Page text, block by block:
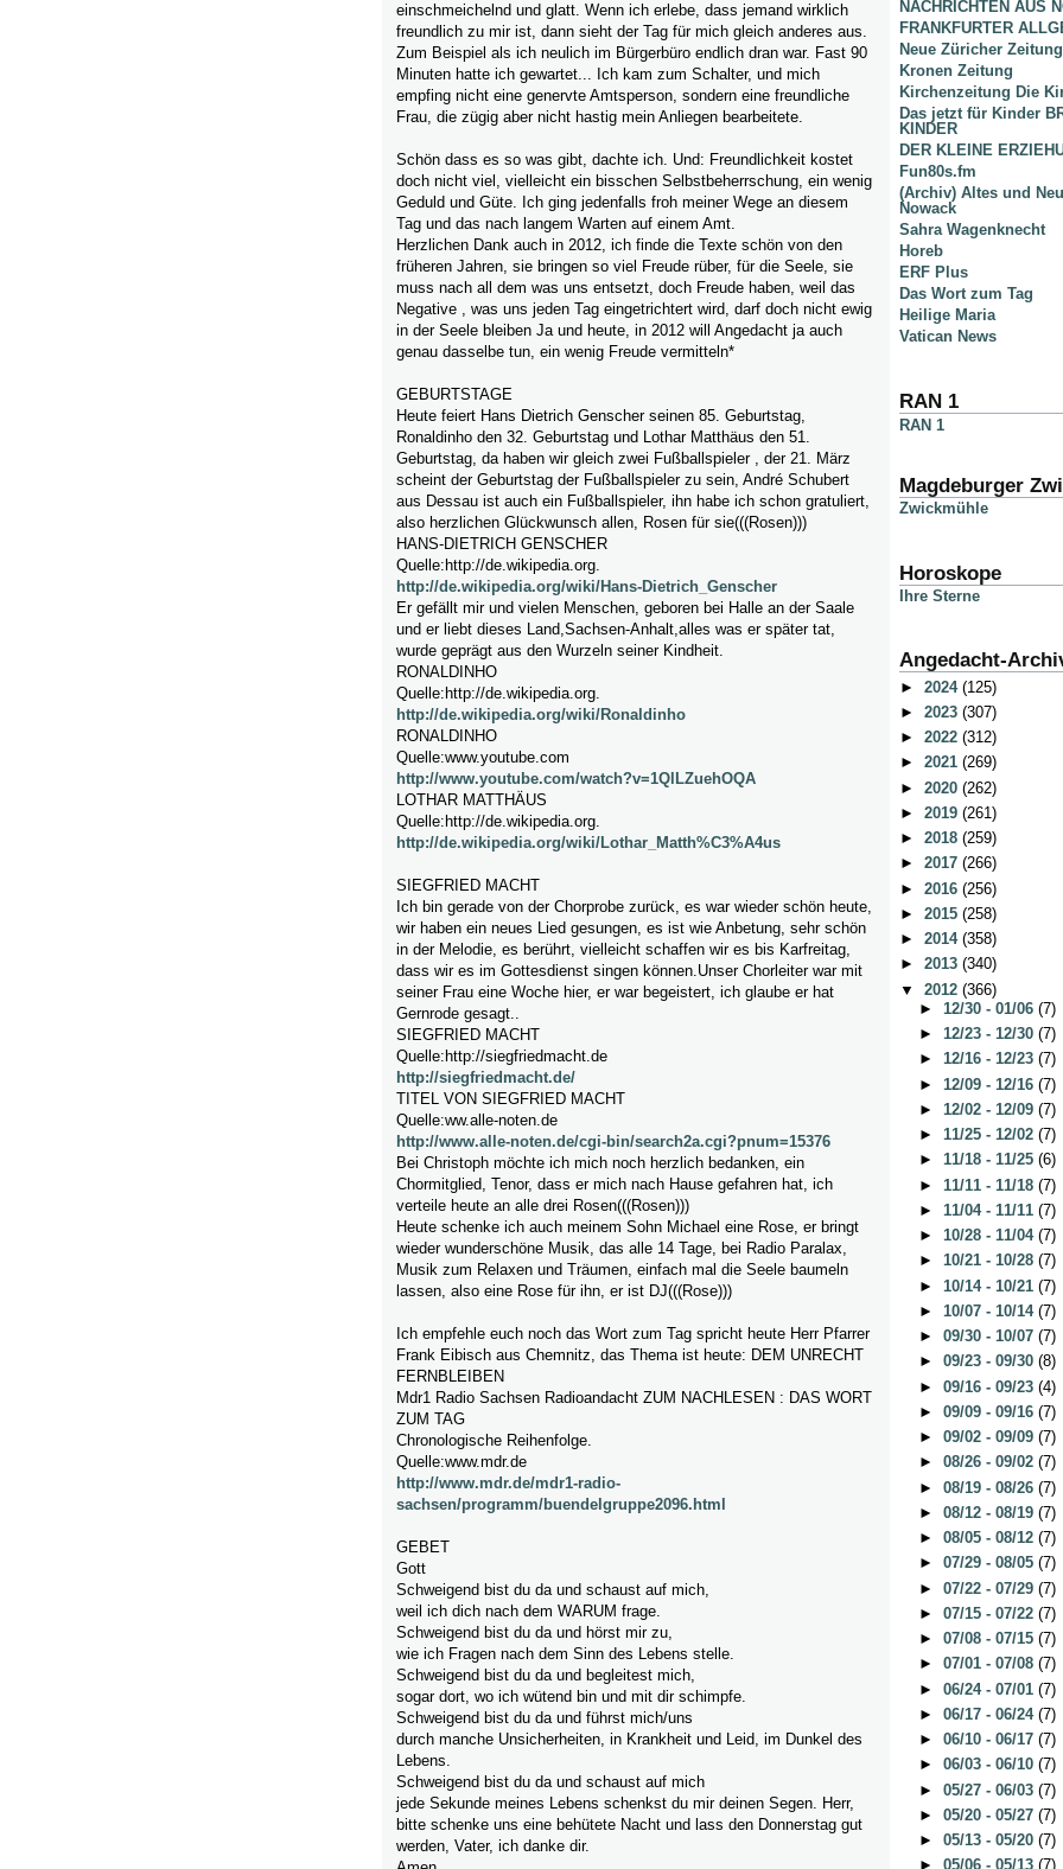
einschmeichelnd und glatt. Wenn ich erlebe, dass jemand wirklich
freundlich zu mir ist, dann sieht der Tag für mich gleich anderes aus.
Zum Beispiel als ich neulich im Bürgerbüro endlich dran war. Fast 90
Minuten hatte ich gewartet... Ich kam zum Schalter, und mich
empfing nicht eine genervte Amtsperson, sondern eine freundliche
Frau, die zügig aber nicht hastig mein Anliegen bearbeitete.
Schön dass es so was gibt, dachte ich. Und: Freundlichkeit kostet
doch nicht viel, vielleicht ein bisschen Selbstbeherrschung, ein wenig
Geduld und Güte. Ich ging jedenfalls froh meiner Wege an diesem
Tag und das nach langem Warten auf einem Amt.
Herzlichen Dank auch in 2012, ich finde die Texte schön von den
früheren Jahren, sie bringen so viel Freude rüber, für die Seele, sie
muss nach all dem was uns entsetzt, doch Freude haben, weil das
Negative , was uns jeden Tag eingetrichtert wird, darf doch nicht ewig
in der Seele bleiben Ja und heute, in 2012 will Angedacht ja auch
genau dasselbe tun, ein wenig Freude vermitteln*
GEBURTSTAGE
Heute feiert Hans Dietrich Genscher seinen 85. Geburtstag,
Ronaldinho den 32. Geburtstag und Lothar Matthäus den 51.
Geburtstag, da haben wir gleich zwei Fußballspieler , der 21. März
scheint der Geburtstag der Fußballspieler zu sein, André Schubert
aus Dessau ist auch ein Fußballspieler, ihn habe ich schon gratuliert,
also herzlichen Glückwunsch allen, Rosen für sie(((Rosen)))
HANS-DIETRICH GENSCHER
Quelle:http://de.wikipedia.org.
http://de.wikipedia.org/wiki/Hans-Dietrich_Genscher
Er gefällt mir und vielen Menschen, geboren bei Halle an der Saale
und er liebt dieses Land,Sachsen-Anhalt,alles was er später tat,
wurde geprägt aus den Wurzeln seiner Kindheit.
RONALDINHO
Quelle:http://de.wikipedia.org.
http://de.wikipedia.org/wiki/Ronaldinho
RONALDINHO
Quelle:www.youtube.com
http://www.youtube.com/watch?v=1QlLZuehOQA
LOTHAR MATTHÄUS
Quelle:http://de.wikipedia.org.
http://de.wikipedia.org/wiki/Lothar_Matth%C3%A4us
SIEGFRIED MACHT
Ich bin gerade von der Chorprobe zurück, es war wieder schön heute,
wir haben ein neues Lied gesungen, es ist wie Anbetung, sehr schön
in der Melodie, es berührt, vielleicht schaffen wir es bis Karfreitag,
dass wir es im Gottesdienst singen können.Unser Chorleiter war mit
seiner Frau eine Woche hier, er war begeistert, ich glaube er hat
Gernrode gesagt..
SIEGFRIED MACHT
Quelle:http://siegfriedmacht.de
http://siegfriedmacht.de/
TITEL VON SIEGFRIED MACHT
Quelle:ww.alle-noten.de
http://www.alle-noten.de/cgi-bin/search2a.cgi?pnum=15376
Bei Christoph möchte ich mich noch herzlich bedanken, ein
Chormitglied, Tenor, dass er mich nach Hause gefahren hat, ich
verteile heute an alle drei Rosen(((Rosen)))
Heute schenke ich auch meinem Sohn Michael eine Rose, er bringt
wieder wunderschöne Musik, das alle 14 Tage, bei Radio Paralax,
Musik zum Relaxen und Träumen, einfach mal die Seele baumeln
lassen, also eine Rose für ihn, er ist DJ(((Rose)))
Ich empfehle euch noch das Wort zum Tag spricht heute Herr Pfarrer
Frank Eibisch aus Chemnitz, das Thema ist heute: DEM UNRECHT
FERNBLEIBEN
Mdr1 Radio Sachsen Radioandacht ZUM NACHLESEN : DAS WORT
ZUM TAG
Chronologische Reihenfolge.
Quelle:www.mdr.de
http://www.mdr.de/mdr1-radio-
sachsen/programm/buendelgruppe2096.html
GEBET
Gott
Schweigend bist du da und schaust auf mich,
weil ich dich nach dem WARUM frage.
Schweigend bist du da und hörst mir zu,
wie ich Fragen nach dem Sinn des Lebens stelle.
Schweigend bist du da und begleitest mich,
sogar dort, wo ich wütend bin und mit dir schimpfe.
Schweigend bist du da und führst mich/uns
durch manche Unsicherheiten, in Krankheit und Leid, im Dunkel des
Lebens.
Schweigend bist du da und schaust auf mich
jede Sekunde meines Lebens schenkst du mir deinen Segen. Herr,
bitte schenke uns eine behütete Nacht und lass den Donnerstag gut
werden, Vater, ich danke dir.
NACHRICHTEN AUS
FRANKFURTER
Neue Züricher Zeitung
Kronen Zeitung
Kirchenzeitung Die
Das jetzt für Kinder
KINDER
DER KLEINE
Fun80s.fm
(Archiv) Altes und
Nowack
Sahra Wagenknecht
Horeb
ERF Plus
Das Wort zum Tag
Heilige Maria
Vatican News
RAN 1
RAN 1
Magdeburger
Zwickmühle
Horoskope
Ihre Sterne
Angedacht-
► 2024 (125)
► 2023 (307)
► 2022 (312)
► 2021 (269)
► 2020 (262)
► 2019 (261)
► 2018 (259)
► 2017 (266)
► 2016 (256)
► 2015 (258)
► 2014 (358)
► 2013 (340)
▼ 2012 (366)
► 12/30 - 01/06 (7)
► 12/23 - 12/30 (7)
► 12/16 - 12/23 (7)
► 12/09 - 12/16 (7)
► 12/02 - 12/09 (7)
► 11/25 - 12/02 (7)
► 11/18 - 11/25 (6)
► 11/11 - 11/18 (7)
► 11/04 - 11/11 (7)
► 10/28 - 11/04 (7)
► 10/21 - 10/28 (7)
► 10/14 - 10/21 (7)
► 10/07 - 10/14 (7)
► 09/30 - 10/07 (7)
► 09/23 - 09/30 (8)
► 09/16 - 09/23 (4)
► 09/09 - 09/16 (7)
► 09/02 - 09/09 (7)
► 08/26 - 09/02 (7)
► 08/19 - 08/26 (7)
► 08/12 - 08/19 (7)
► 08/05 - 08/12 (7)
► 07/29 - 08/05 (7)
► 07/22 - 07/29 (7)
► 07/15 - 07/22 (7)
► 07/08 - 07/15 (7)
► 07/01 - 07/08 (7)
► 06/24 - 07/01 (7)
► 06/17 - 06/24 (7)
► 06/10 - 06/17 (7)
► 06/03 - 06/10 (7)
► 05/27 - 06/03 (7)
► 05/20 - 05/27 (7)
► 05/13 - 05/20 (7)
► 05/06 - 05/13 (7)